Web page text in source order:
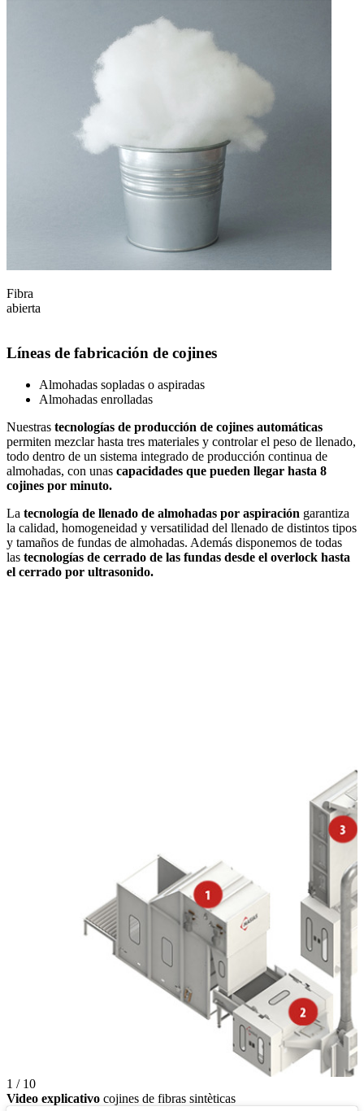
Fibra
abierta
Líneas de fabricación de cojines
Almohadas sopladas o aspiradas
Almohadas enrolladas
Nuestras tecnologías de producción de cojines automáticas
permiten mezclar hasta tres materiales y controlar el peso de llenado,
todo dentro de un sistema integrado de producción continua de
almohadas, con unas capacidades que pueden llegar hasta 8
cojines por minuto.
La tecnología de llenado de almohadas por aspiración garantiza
la calidad, homogeneidad y versatilidad del llenado de distintos tipos
y tamaños de fundas de almohadas. Además disponemos de todas
las tecnologías de cerrado de las fundas desde el overlock hasta
el cerrado por ultrasonido.
1 / 10
Video explicativo cojines de fibras sintèticas